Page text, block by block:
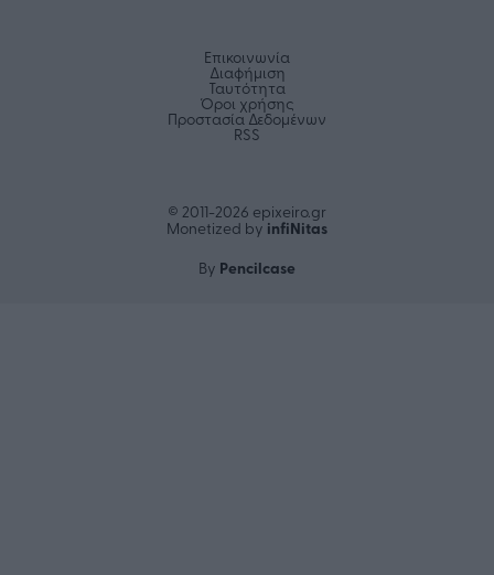
Επικοινωνία
Διαφήμιση
Ταυτότητα
Όροι χρήσης
Προστασία Δεδομένων
RSS
© 2011-2026 epixeiro.gr
Monetized by infiΝitas
By Pencilcase